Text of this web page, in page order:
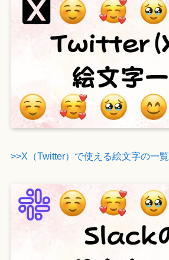
>>X（Twitter）で使える絵文字の一覧